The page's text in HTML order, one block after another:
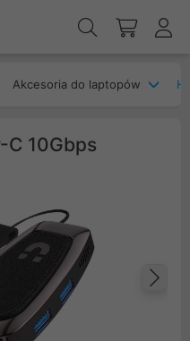
Akcesoria do laptopów
C 10Gbps